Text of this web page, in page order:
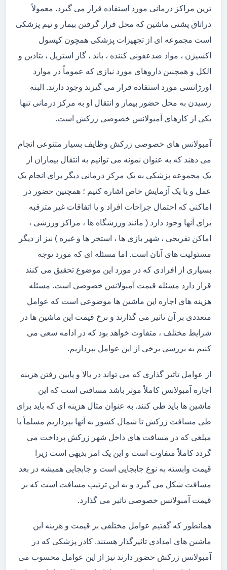
ترین مراکز درمانی مورد استفاده قرار می گیرد. معمولاً
دراتاق پشتی ماشین که محل قرار گرفتن بیمار و تیم پزشکی
است مجموعه ای از تجهیزات پزشکی همچون کپسول
اکسیژن ، مواد ضدعفونی کننده ، باند ، گاز استریل ، بتادین و
الکل و همچنین داروهای مورد نیازی که عموماً در موارد
اورژانسی مورد استفاده قرار می گیرند وجود دارند. البته
رسیدن به محل حضور بیمار و انتقال او به مرکز درمانی تنها
یکی از کارهای آمبولانس خصوصی زرکش است.
آمبولانس های خصوصی زرکش وظایف بسیار متنوعی انجام
می دهند که به عنوان نمونه می توانیم به انتقال بیماران از
یک مجموعه پزشکی به یک مرکز درمانی دیگر برای انجام یک
عمل و یا یک آزمایش خاص اشاره کنیم ؛ همچنین حضور در
اماکنی که احتمال جراحات افراد و یا اتفاقات غیر مترقبه
برای آنها وجود دارد ( مانند ورزشگاه ها ، مراکز ورزشی ،
اماکن تفریحی ، شهر بازی ها ، استخر ها و غیره ) نیز از دیگر
مسئولیت های آنان است. اما مسئله ای که مورد توجه
بسیاری از افرادی که در مورد این موضوع تحقیق می کنند
قرار دارد مسئله قیمت آمبولانس خصوصی است. مسئله
هزینه های اجاره این ماشین ها موضوعی است که عوامل
متعددی بر آن تاثیر می گذارند و نرخ قیمت این ماشین ها در
شرایط مختلف ، متفاوت خواهد بود که در ادامه سعی می
کنیم به بررسی برخی از این عوامل بپردازیم.
از عوامل تاثیر گذاری که می تواند در بالا و پایین رفتن هزینه
اجاره آمبولانس کاملاً موثر باشد مسافتی است که این
ماشین ها باید طی کنند. به عنوان مثال هزینه ای که باید برای
طی مسافت زرکش تا شمال کشور به آنها بپردازیم مسلماً با
مبلغی که در مسافت های داخل شهر زرکش پرداخت می
گردد کاملاً متفاوت است و این یک امر بدیهی است زیرا
قیمت وابسته به نوع جابجایی است و جابجایی همیشه در بعد
مسافت شکل می گیرد و به این ترتیب مسافت است که بر
قیمت آمبولانس خصوصی تاثیر می گذارد.
همانطور که گفتیم عوامل مختلفی بر قیمت و هزینه این
ماشین های امدادی تاثیرگذار هستند. کادر پزشکی که در
آمبولانس زرکش حضور دارند نیز از این عوامل محسوب می